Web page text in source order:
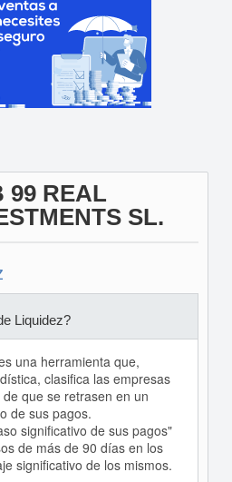
99 REAL
SL.
Liquidez?
una herramienta que,
clasifica las empresas
que se retrasen en un
de sus pagos.
significativo de sus pagos"
de más de 90 días en los
significativo de los mismos.